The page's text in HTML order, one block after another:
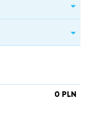
0 PLN